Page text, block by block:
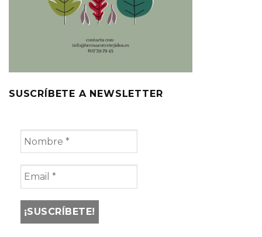
SUSCRÍBETE A NEWSLETTER